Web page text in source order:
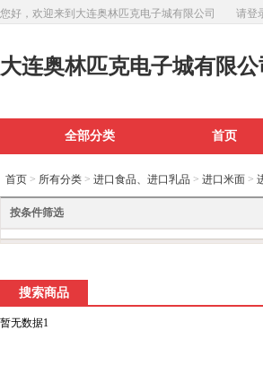
您好，欢迎来到大连奥林匹克电子城有限公司 请登
大连奥林匹克电子城有限公
全部分类 首页
首页 > 所有分类 > 进口食品、进口乳品 > 进口米面 >
按条件筛选
搜索商品
暂无数据1